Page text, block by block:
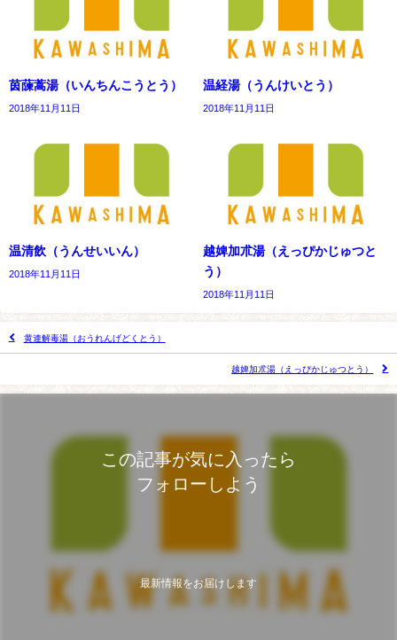
茵蔯蒿湯（いんちんこうとう）
2018年11月11日
温経湯（うんけいとう）
2018年11月11日
温清飲（うんせいいん）
2018年11月11日
越婢加朮湯（えっぴかじゅつと
う）
2018年11月11日
黄連解毒湯（おうれんげどくとう）
越婢加朮湯（えっぴかじゅつとう）
この記事が気に入ったら
フォローしよう
最新情報をお届けします